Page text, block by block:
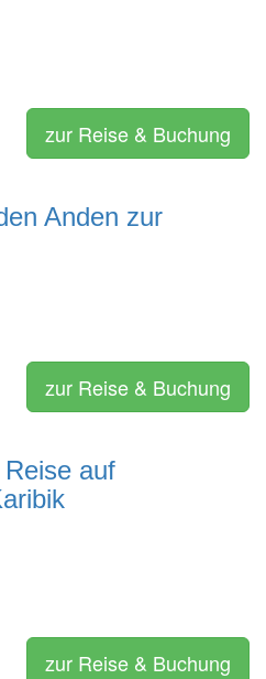
zur Reise & Buchung
Anden zur
zur Reise & Buchung
auf
zur Reise & Buchung